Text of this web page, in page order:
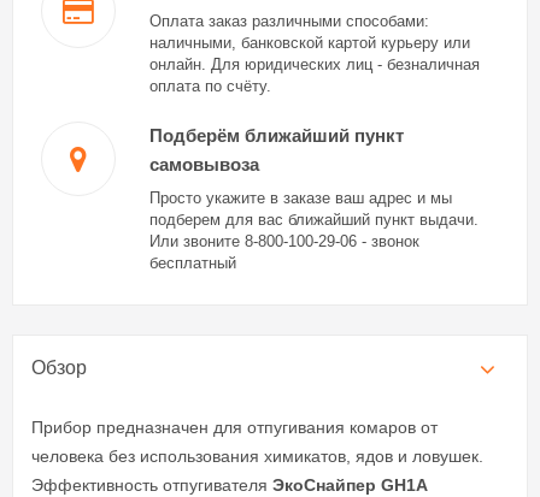
Оплата заказ различными способами:
наличными, банковской картой курьеру или
онлайн. Для юридических лиц - безналичная
оплата по счёту.
Подберём ближайший пункт
самовывоза
Просто укажите в заказе ваш адрес и мы
подберем для вас ближайший пункт выдачи.
Или звоните 8-800-100-29-06 - звонок
бесплатный
Обзор
Прибор предназначен для отпугивания комаров от
человека без использования химикатов, ядов и ловушек.
Эффективность отпугивателя ЭкоСнайпер GH1A